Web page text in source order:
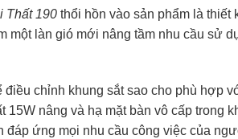
Thất 190 thổi hồn vào sản phẩm là thiết
một làn gió mới nâng tầm nhu cầu sử
chỉnh khung sắt sao cho phù hợp
nâng và hạ mặt bàn vô cấp trong
đáp ứng mọi nhu cầu công việc của